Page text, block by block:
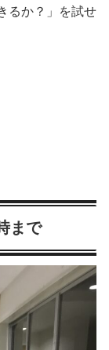
るか？」を試せ
まで